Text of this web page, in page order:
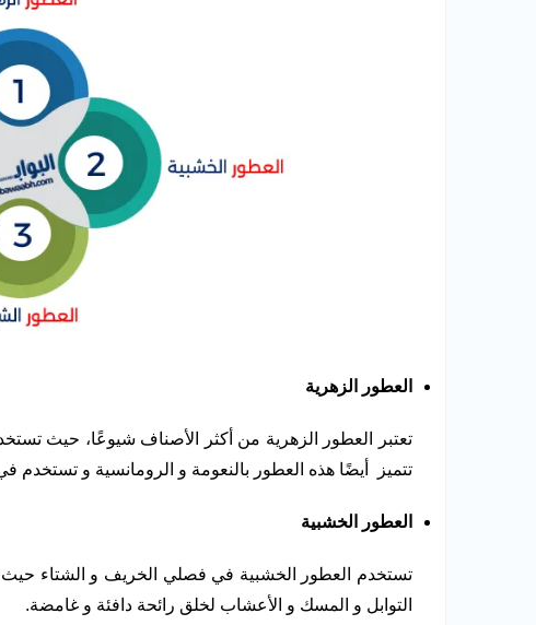
العطور الزهرية
تعتبر العطور الزهرية من أكثر الأصناف شيوعًا، حيث
تتميز أيضًا هذه العطور بالنعومة و الرومانسية و تستخدم
العطور الخشبية
تستخدم العطور الخشبية في فصلي الخريف و الشتاء حيث
التوابل و المسك و الأعشاب لخلق رائحة دافئة و غامضة.